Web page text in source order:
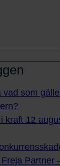
vad som
kraft 12
Partner